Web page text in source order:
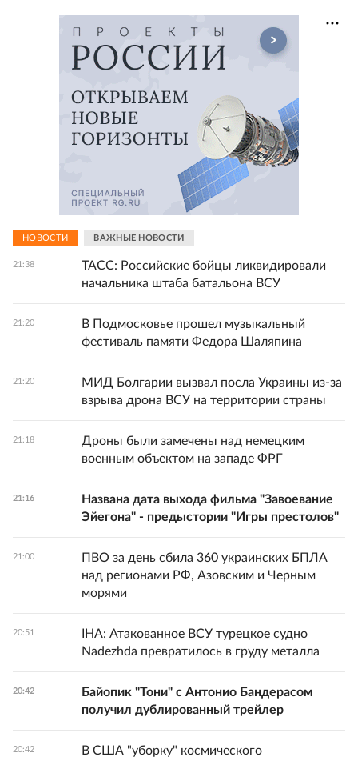
НОВОСТИ ВАЖНЫЕ НОВОСТИ
21:38
ТАСС: Российские бойцы ликвидировали
начальника штаба батальона ВСУ
21:20
В Подмосковье прошел музыкальный
фестиваль памяти Федора Шаляпина
21:20
МИД Болгарии вызвал посла Украины из-за
взрыва дрона ВСУ на территории страны
21:18
Дроны были замечены над немецким
военным объектом на западе ФРГ
21:16
Названа дата выхода фильма "Завоевание
Эйегона" - предыстории "Игры престолов"
21:00
ПВО за день сбила 360 украинских БПЛА
над регионами РФ, Азовским и Черным
морями
20:51
IHA: Атакованное ВСУ турецкое судно
Nadezhda превратилось в груду металла
20:42
Байопик "Тони" с Антонио Бандерасом
получил дублированный трейлер
20:42
В США "уборку" космического